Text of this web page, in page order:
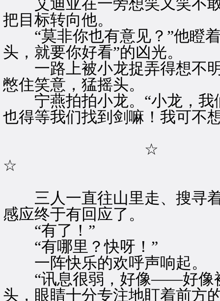
艾迪亚在一旁想笑又笑不敢
把目标转向他。
“莫非你也有意见？”他瞪着
头，就要你好看”的凶光。
一路上被小龙捉弄得想不明
憋住笑意，猛摇头。
宁燕拍拍小龙。“小龙，我
也得等我们找到剑嘛！我可不
☆
☆
三人一直往山里走、搜寻着
感应终于有回应了。
“有了！”
“有哪里？快呀！”
一阵快乐的欢呼声响起。
“讯息很弱，好像——好像
头，眼睛十分专注地盯着前方